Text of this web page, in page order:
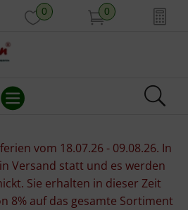
0 0
vom 18.07.26 - 09.08.26. In
Versand statt und es werden
Sie erhalten in dieser Zeit
8% auf das gesamte Sortiment